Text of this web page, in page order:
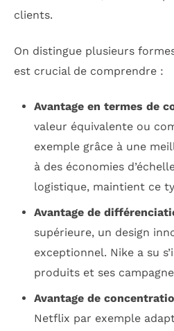
clients.
On distingue plusieurs
est crucial de comprendre :
Avantage en termes de
valeur équivalente ou
exemple grâce à une
à des économies
logistique, maintient ce
Avantage de
supérieure, un design
exceptionnel. Nike a su
produits et ses
Avantage de
Netflix par exemple